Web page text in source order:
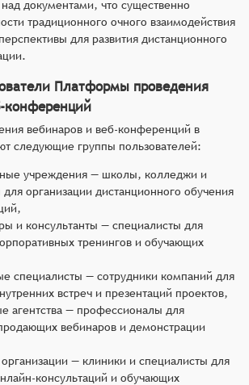
документами, что существенно
традиционного очного взаимодействия
для развития дистанционного
Платформы проведения
конференций
вебинаров и веб-конференций в
следующие группы пользователей:
учреждения — школы, колледжи и
для организации дистанционного обучения
и консультанты — специалисты для
тренингов и обучающих
специалисты — сотрудники компаний для
встреч и презентаций проектов,
агентства — профессионалы для
вебинаров и демонстрации
— клиники и специалисты для
консультаций и обучающих